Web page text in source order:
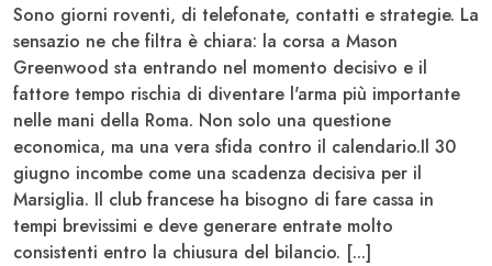
Sono giorni roventi, di telefonate, contatti e strategie. La
sensazio ne che filtra è chiara: la corsa a Mason
Greenwood sta entrando nel momento decisivo e il
fattore tempo rischia di diventare l'arma più importante
nelle mani della Roma. Non solo una questione
economica, ma una vera sfida contro il calendario.Il 30
giugno incombe come una scadenza decisiva per il
Marsiglia. Il club francese ha bisogno di fare cassa in
tempi brevissimi e deve generare entrate molto
consistenti entro la chiusura del bilancio. [...]